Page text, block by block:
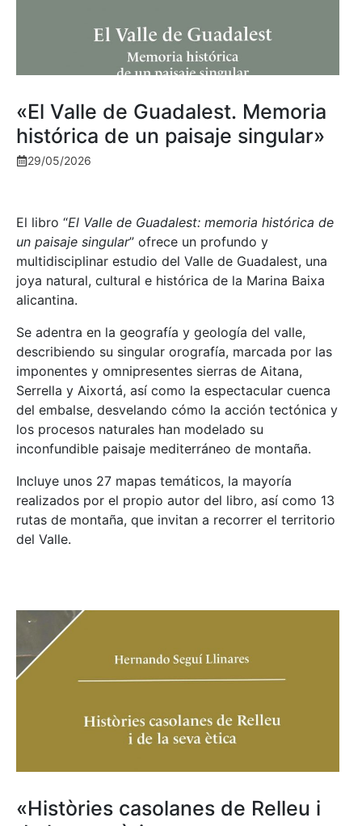
«El Valle de Guadalest. Memoria
histórica de un paisaje singular»
29/05/2026
El libro “El Valle de Guadalest: memoria histórica de
un paisaje singular” ofrece un profundo y
multidisciplinar estudio del Valle de Guadalest, una
joya natural, cultural e histórica de la Marina Baixa
alicantina.
Se adentra en la geografía y geología del valle,
describiendo su singular orografía, marcada por las
imponentes y omnipresentes sierras de Aitana,
Serrella y Aixortá, así como la espectacular cuenca
del embalse, desvelando cómo la acción tectónica y
los procesos naturales han modelado su
inconfundible paisaje mediterráneo de montaña.
Incluye unos 27 mapas temáticos, la mayoría
realizados por el propio autor del libro, así como 13
rutas de montaña, que invitan a recorrer el territorio
del Valle.
«Històries casolanes de Relleu i